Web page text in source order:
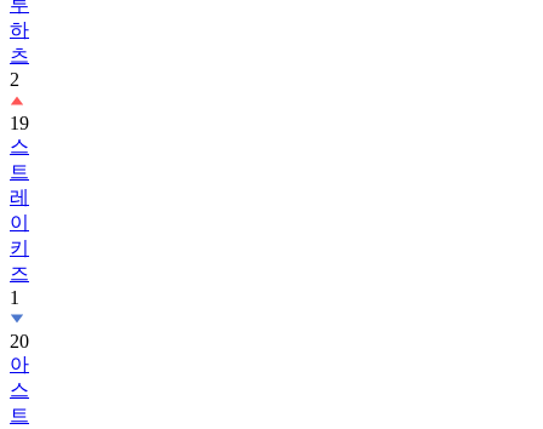
츠
2
19
스
트
레
이
키
즈
1
20
아
스
트
로
(ASTRO)